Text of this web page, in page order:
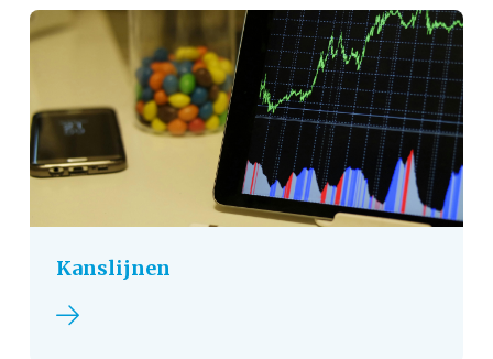
Kanslijnen
Lees verder